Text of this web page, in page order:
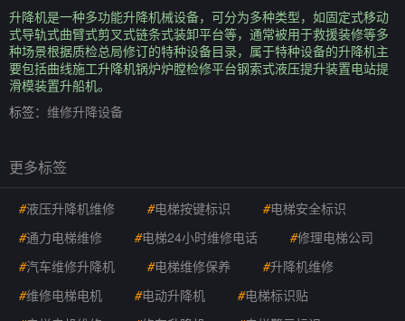
升降机是一种多功能升降机械设备，可分为多种类型，如固定式移动
式导轨式曲臂式剪叉式链条式装卸平台等，通常被用于救援装修等多
种场景根据质检总局修订的特种设备目录，属于特种设备的升降机主
要包括曲线施工升降机锅炉炉膛检修平台钢索式液压提升装置电站提
滑模装置升船机。
标签： 维修升降设备
更多标签
#液压升降机维修 #电梯按键标识 #电梯安全标识
#通力电梯维修 #电梯24小时维修电话 #修理电梯公司
#汽车维修升降机 #电梯维修保养 #升降机维修
#维修电梯电机 #电动升降机 #电梯标识贴